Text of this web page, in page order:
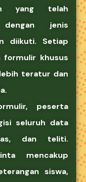
yang telah
jenis
diikuti. Setiap
formulir khusus
teratur dan
peserta
seluruh data
dan teliti.
mencakup
siswa,